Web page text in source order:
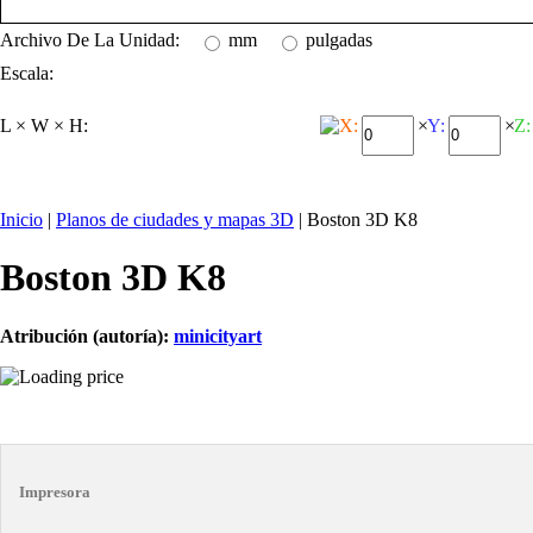
Archivo De La Unidad: mm
pulgadas
Escala:
L × W × H: X: ×Y: ×Z:
Inicio | Planos de ciudades y mapas 3D | Boston 3D K8
Boston 3D K8
Atribución (autoría): minicityart
Impresora